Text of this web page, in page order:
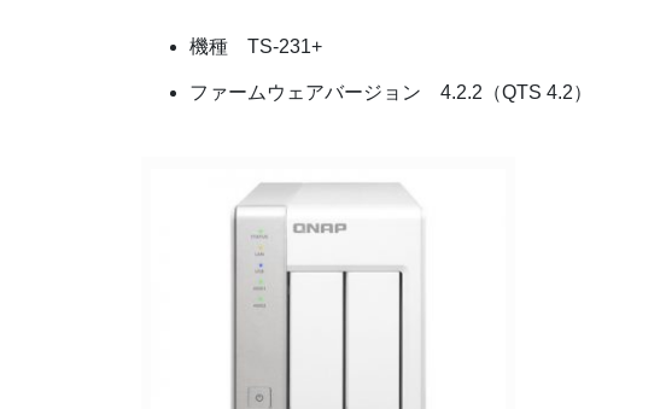
機種 TS-231+
ファームウェアバージョン 4.2.2（QTS 4.2）